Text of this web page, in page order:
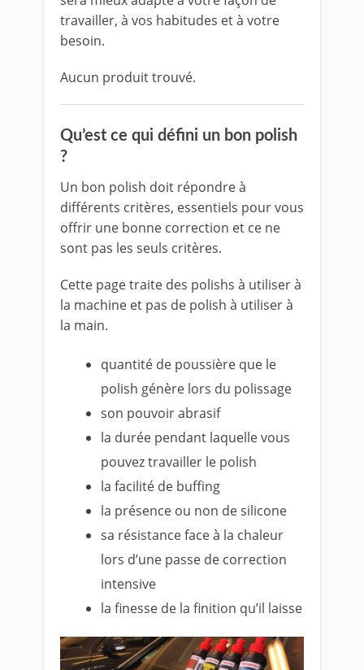
travailler, à vos habitudes et à votre
besoin.
Aucun produit trouvé.
Qu’est ce qui défini un bon polish
?
Un bon polish doit répondre à
différents critères, essentiels pour vous
offrir une bonne correction et ce ne
sont pas les seuls critères.
Cette page traite des polishs à utiliser à
la machine et pas de polish à utiliser à
la main.
quantité de poussière que le
polish génère lors du polissage
son pouvoir abrasif
la durée pendant laquelle vous
pouvez travailler le polish
la facilité de buffing
la présence ou non de silicone
sa résistance face à la chaleur
lors d’une passe de correction
intensive
la finesse de la finition qu’il laisse